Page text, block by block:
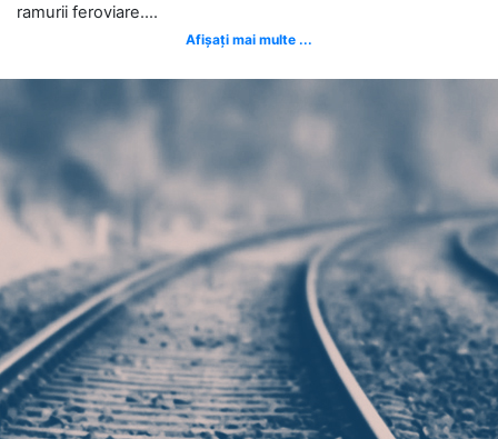
ramurii feroviare....
Afișați mai multe ...